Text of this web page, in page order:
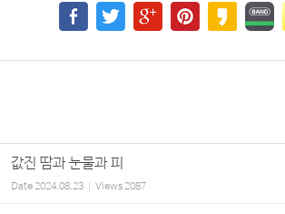
값진 땀과 눈물과 피
Date2024.08.23 Views2087